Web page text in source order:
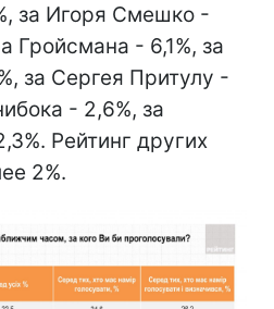
за Игоря Смешко -
Гройсмана - 6,1%, за
за Сергея Притулу -
- 2,6%, за
Рейтинг других
2%.